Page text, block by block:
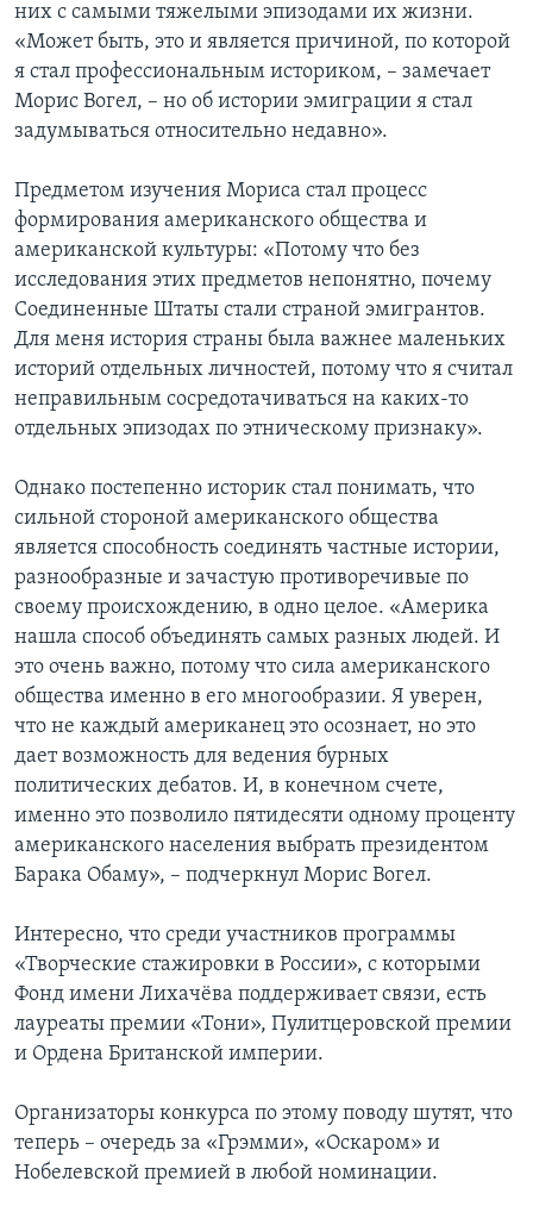
них с самыми тяжелыми эпизодами их жизни.
«Может быть, это и является причиной, по которой
я стал профессиональным историком, – замечает
Морис Вогел, – но об истории эмиграции я стал
задумываться относительно недавно».
Предметом изучения Мориса стал процесс
формирования американского общества и
американской культуры: «Потому что без
исследования этих предметов непонятно, почему
Соединенные Штаты стали страной эмигрантов.
Для меня история страны была важнее маленьких
историй отдельных личностей, потому что я считал
неправильным сосредотачиваться на каких-то
отдельных эпизодах по этническому признаку».
Однако постепенно историк стал понимать, что
сильной стороной американского общества
является способность соединять частные истории,
разнообразные и зачастую противоречивые по
своему происхождению, в одно целое. «Америка
нашла способ объединять самых разных людей. И
это очень важно, потому что сила американского
общества именно в его многообразии. Я уверен,
что не каждый американец это осознает, но это
дает возможность для ведения бурных
политических дебатов. И, в конечном счете,
именно это позволило пятидесяти одному проценту
американского населения выбрать президентом
Барака Обаму», – подчеркнул Морис Вогел.
Интересно, что среди участников программы
«Творческие стажировки в России», с которыми
Фонд имени Лихачёва поддерживает связи, есть
лауреаты премии «Тони», Пулитцеровской премии
и Ордена Британской империи.
Организаторы конкурса по этому поводу шутят, что
теперь – очередь за «Грэмми», «Оскаром» и
Нобелевской премией в любой номинации.